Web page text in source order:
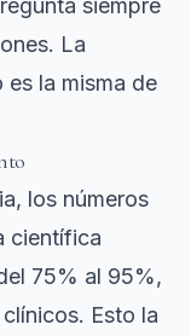
siempre
La
la misma de
los números
científica
75% al 95%,
Esto la